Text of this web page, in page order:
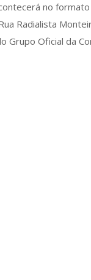
no
Radialista
Oficial da